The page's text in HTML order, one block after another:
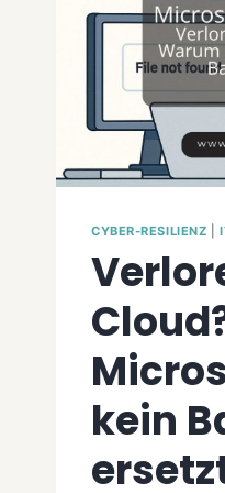
CYBER-RESILIENZ |
kein